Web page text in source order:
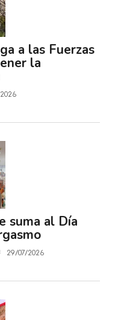
a las Fuerzas
la
suma al Día
29/07/2026